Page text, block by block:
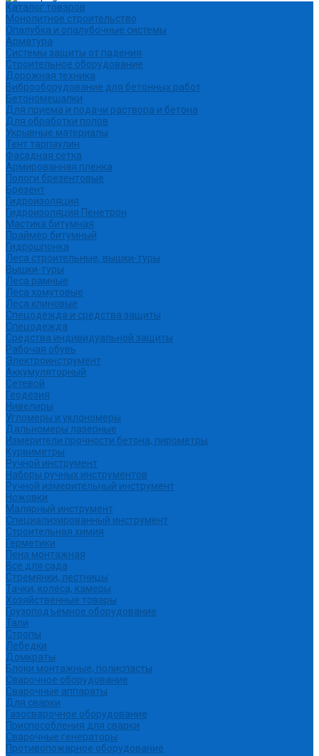
Каталог товаров
Монолитное строительство
Опалубка и опалубочные системы
Арматура
Системы защиты от падения
Строительное оборудование
Дорожная техника
Виброоборудование для бетонных работ
Бетономешалки
Для приема и подачи раствора и бетона
Для обработки полов
Укрывные материалы
Тент тарпаулин
Фасадная сетка
Армированная пленка
Пологи брезентовые
Брезент
Гидроизоляция
Гидроизоляция Пенетрон
Мастика битумная
Праймер битумный
Гидрошпонка
Леса строительные, вышки-туры
Вышки-туры
Леса рамные
Леса хомутовые
Леса клиновые
Спецодежда и средства защиты
Спецодежда
Средства индивидуальной защиты
Рабочая обувь
Электроинструмент
Аккумуляторный
Сетевой
Геодезия
Нивелиры
Угломеры и уклономеры
Дальномеры лазерные
Измерители прочности бетона, пирометры
Курвиметры
Ручной инструмент
Наборы ручных инструментов
Ручной измерительный инструмент
Ножовки
Малярный инструмент
Специализированный инструмент
Строительная химия
Герметики
Пена монтажная
Все для сада
Стремянки, лестницы
Тачки, колеса, камеры
Хозяйственные товары
Грузоподъемное оборудование
Тали
Стропы
Лебедки
Домкраты
Блоки монтажные, полиспасты
Сварочное оборудование
Сварочные аппараты
Для сварки
Газосварочное оборудование
Приспособления для сварки
Сварочные генераторы
Противопожарное оборудование